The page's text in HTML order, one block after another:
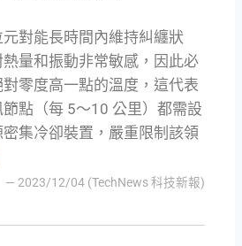
對能長時間內維持糾纏狀
量和振動非常敏感，因此必
零度高一點的溫度，這代表
點（每 5～10 公里）都需設
集冷卻裝置，嚴重限制該領
— 2023/12/04 (TechNews 科技新報)